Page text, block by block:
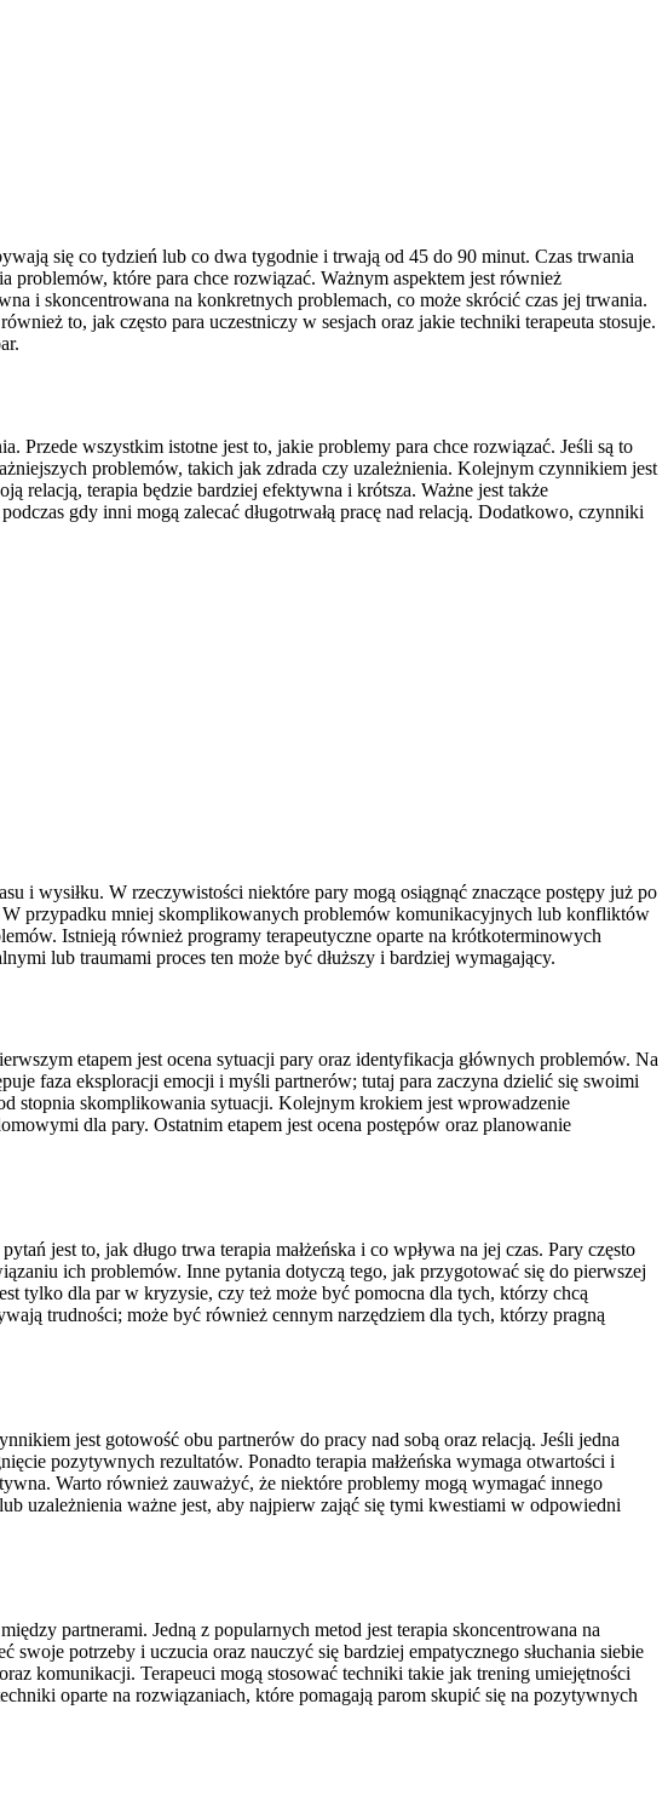
się co tydzień lub co dwa tygodnie i trwają od 45 do 90 minut. Czas trwania
które para chce rozwiązać. Ważnym aspektem jest również
i skoncentrowana na konkretnych problemach, co może skrócić czas jej trwania.
to, jak często para uczestniczy w sesjach oraz jakie techniki terapeuta stosuje.
Przede wszystkim istotne jest to, jakie problemy para chce rozwiązać. Jeśli są to
problemów, takich jak zdrada czy uzależnienia. Kolejnym czynnikiem jest
relacją, terapia będzie bardziej efektywna i krótsza. Ważne jest także
gdy inni mogą zalecać długotrwałą pracę nad relacją. Dodatkowo, czynniki
i wysiłku. W rzeczywistości niektóre pary mogą osiągnąć znaczące postępy już po
W przypadku mniej skomplikowanych problemów komunikacyjnych lub konfliktów
Istnieją również programy terapeutyczne oparte na krótkoterminowych
lub traumami proces ten może być dłuższy i bardziej wymagający.
etapem jest ocena sytuacji pary oraz identyfikacja głównych problemów. Na
faza eksploracji emocji i myśli partnerów; tutaj para zaczyna dzielić się swoimi
stopnia skomplikowania sytuacji. Kolejnym krokiem jest wprowadzenie
dla pary. Ostatnim etapem jest ocena postępów oraz planowanie
jest to, jak długo trwa terapia małżeńska i co wpływa na jej czas. Pary często
ich problemów. Inne pytania dotyczą tego, jak przygotować się do pierwszej
tylko dla par w kryzysie, czy też może być pomocna dla tych, którzy chcą
trudności; może być również cennym narzędziem dla tych, którzy pragną
jest gotowość obu partnerów do pracy nad sobą oraz relacją. Jeśli jedna
pozytywnych rezultatów. Ponadto terapia małżeńska wymaga otwartości i
Warto również zauważyć, że niektóre problemy mogą wymagać innego
uzależnienia ważne jest, aby najpierw zająć się tymi kwestiami w odpowiedni
partnerami. Jedną z popularnych metod jest terapia skoncentrowana na
potrzeby i uczucia oraz nauczyć się bardziej empatycznego słuchania siebie
komunikacji. Terapeuci mogą stosować techniki takie jak trening umiejętności
oparte na rozwiązaniach, które pomagają parom skupić się na pozytywnych